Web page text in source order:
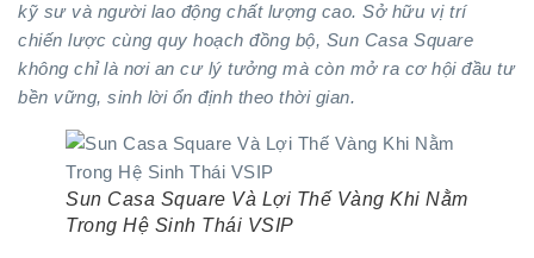
kỹ sư và người lao động chất lượng cao. Sở hữu vị trí
chiến lược cùng quy hoạch đồng bộ, Sun Casa Square
không chỉ là nơi an cư lý tưởng mà còn mở ra cơ hội đầu tư
bền vững, sinh lời ổn định theo thời gian.
Sun Casa Square Và Lợi Thế Vàng Khi Nằm
Trong Hệ Sinh Thái VSIP